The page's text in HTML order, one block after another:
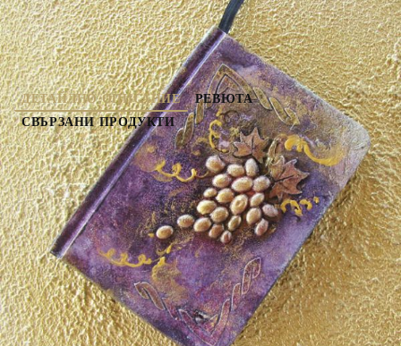
ДЕТАЙЛНО ОПИСАНИЕ
РЕВЮТА
СВЪРЗАНИ ПРОДУКТИ
За по-голяма свобода и творчество, фирма
ЛОРКА изработва голяма гама МОЛДОВЕ, в
които може да се лее декоратин, керамична
пудра или течен камък. Изработваме и молдове
по поръчка на клиента.